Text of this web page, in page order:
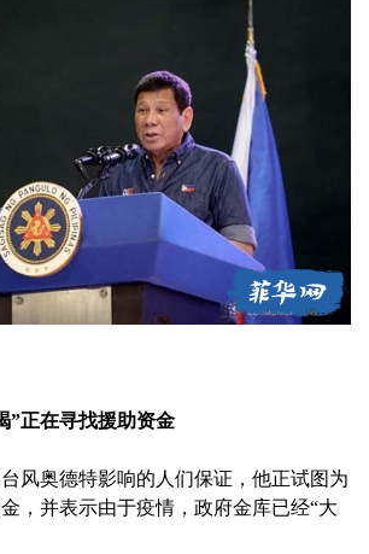
”正在寻找援助资金
风奥德特影响的人们保证，他正试图为
，并表示由于疫情，政府金库已经“大